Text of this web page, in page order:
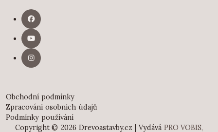
Obchodní podmínky
Zpracování osobních údajů
Podmínky používání
Copyright © 2026 Drevoastavby.cz | Vydává PRO VOBIS,